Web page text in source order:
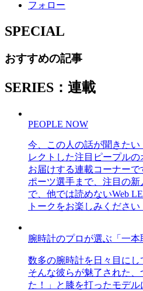
フォロー
SPECIAL
おすすめの記事
SERIES：連載
PEOPLE NOW
今、この人の話が聞きた
レクトした注目ピープル
お届けする連載コーナー
ポーツ選手まで、注目の
で、他では読めないWeb
トークをお楽しみください
腕時計のプロが選ぶ「一本
数多の腕時計を日々目にし
そんな彼らが魅了された
た！」と膝を打ったモデ